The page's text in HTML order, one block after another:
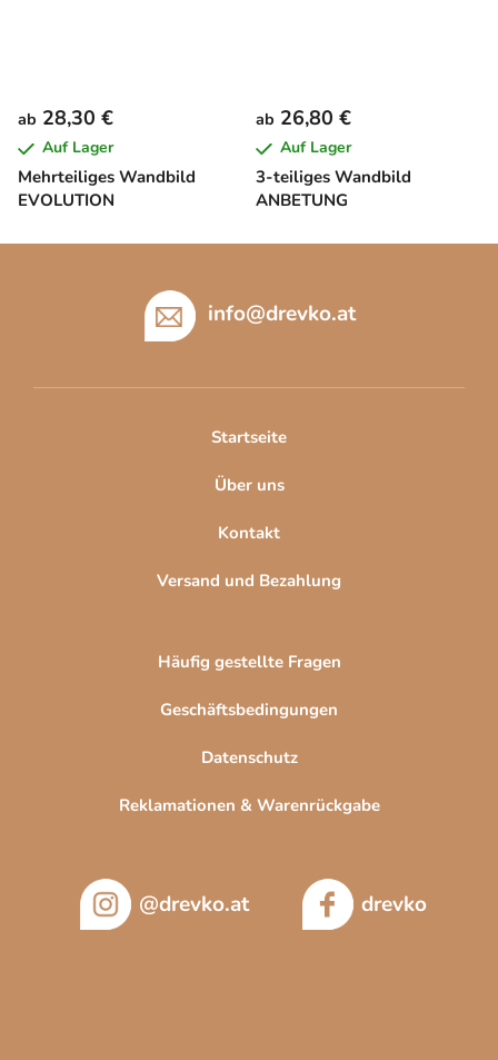
Mehrteiliges Wandbild
EVOLUTION
ab 28,30 €
Auf Lager
3-teiliges Wandbild
ANBETUNG
ab 26,80 €
Auf Lager
info@drevko.at
Startseite
Über uns
Kontakt
Versand und Bezahlung
Häufig gestellte Fragen
Geschäftsbedingungen
Datenschutz
Reklamationen & Warenrückgabe
@drevko.at drevko